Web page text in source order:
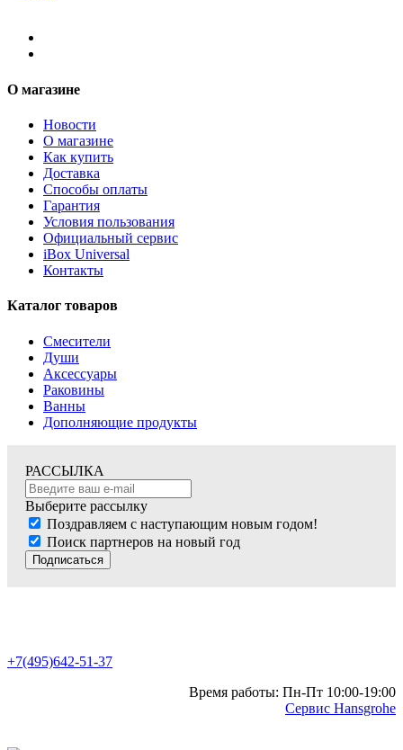
О магазине
Новости
О магазине
Как купить
Доставка
Способы оплаты
Гарантия
Условия пользования
Официальный сервис
iBox Universal
Контакты
Каталог товаров
Смесители
Души
Аксессуары
Раковины
Ванны
Дополняющие продукты
РАССЫЛКА
Выберите рассылку
Поздравляем с наступающим новым годом!
Поиск партнеров на новый год
Подписаться
+7(495)642-51-37
Время работы: Пн-Пт 10:00-19:00
Сервис Hansgrohe